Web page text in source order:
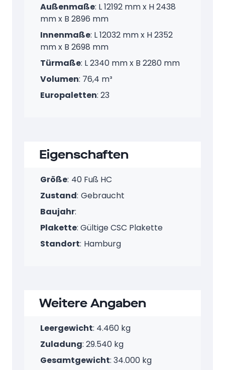
Außenmaße: L 12192 mm x H 2438
mm x B 2896 mm
Innenmaße: L 12032 mm x H 2352
mm x B 2698 mm
Türmaße: L 2340 mm x B 2280 mm
Volumen: 76,4 m³
Europaletten: 23
Eigenschaften
Größe: 40 Fuß HC
Zustand: Gebraucht
Baujahr:
Plakette: Gültige CSC Plakette
Standort: Hamburg
Weitere Angaben
Leergewicht: 4.460 kg
Zuladung: 29.540 kg
Gesamtgewicht: 34.000 kg